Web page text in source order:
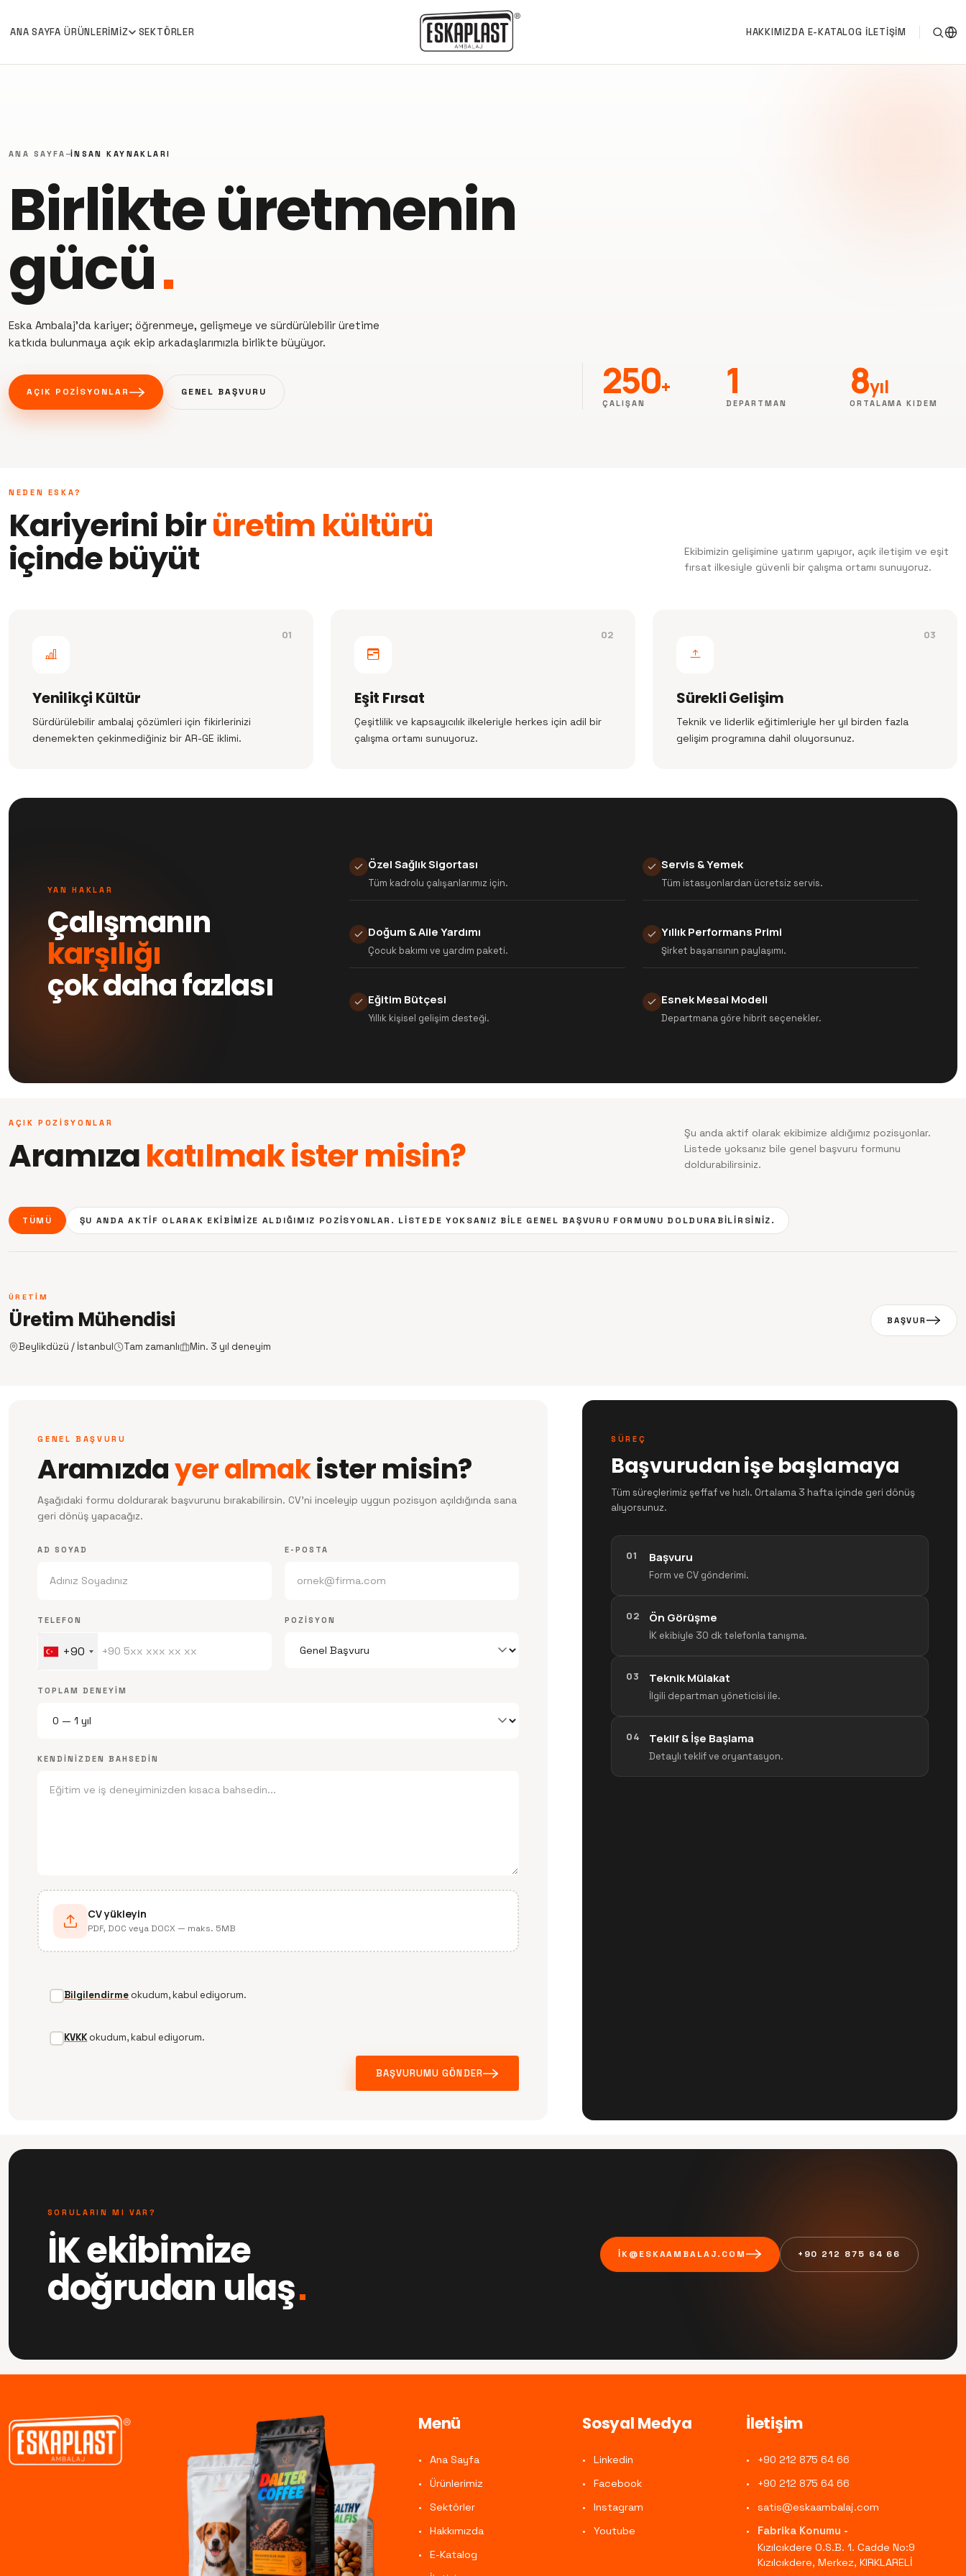
ANA SAYFA ÜRÜNLERIMIZ SEKTÖRLER HAKKIMIZDA E-KATALOG İLETIŞIM
ANA SAYFA İNSAN KAYNAKLARI
Birlikte üretmenin
gücü
Eska Ambalaj'da kariyer; öğrenmeye, gelişmeye ve sürdürülebilir üretime
katkıda bulunmaya açık ekip arkadaşlarımızla birlikte büyüyor.
AÇIK POZISYONLAR GENEL BAŞVURU 250+
ÇALIŞAN 1
DEPARTMAN 8yıl
ORTALAMA KIDEM
NEDEN ESKA?
Kariyerini birüretim kültürü
içinde büyüt
Ekibimizin gelişimine yatırım yapıyor, açık iletişim ve eşit
fırsat ilkesiyle güvenli bir çalışma ortamı sunuyoruz.
01
Yenilikçi Kültür
Sürdürülebilir ambalaj çözümleri için fikirlerinizi
denemekten çekinmediğiniz bir AR-GE iklimi.
02
Eşit Fırsat
Çeşitlilik ve kapsayıcılık ilkeleriyle herkes için adil bir
çalışma ortamı sunuyoruz.
03
Sürekli Gelişim
Teknik ve liderlik eğitimleriyle her yıl birden fazla
gelişim programına dahil oluyorsunuz.
YAN HAKLAR
Çalışmanın
karşılığı
çok daha fazlası
Özel Sağlık Sigortası
Tüm kadrolu çalışanlarımız için.
Servis & Yemek
Tüm istasyonlardan ücretsiz servis.
Doğum & Aile Yardımı
Çocuk bakımı ve yardım paketi.
Yıllık Performans Primi
Şirket başarısının paylaşımı.
Eğitim Bütçesi
Yıllık kişisel gelişim desteği.
Esnek Mesai Modeli
Departmana göre hibrit seçenekler.
AÇIK POZISYONLAR
Aramızakatılmak ister misin?
Şu anda aktif olarak ekibimize aldığımız pozisyonlar.
Listede yoksanız bile genel başvuru formunu
doldurabilirsiniz.
TÜMÜ ŞU ANDA AKTIF OLARAK EKIBIMIZE ALDIĞIMIZ POZISYONLAR. LISTEDE YOKSANIZ BILE GENEL BAŞVURU FORMUNU DOLDURABILIRSINIZ.
ÜRETIM
Üretim Mühendisi
Beylikdüzü / İstanbul Tam zamanlı Min. 3 yıl deneyim
BAŞVUR
GENEL BAŞVURU
Aramızdayer almakister misin?
Aşağıdaki formu doldurarak başvurunu bırakabilirsin. CV'ni inceleyip uygun pozisyon açıldığında sana
geri dönüş yapacağız.
AD SOYAD E-POSTA
TELEFON
+90
POZISYON
TOPLAM DENEYIM
KENDINIZDEN BAHSEDIN
CV yükleyin
PDF, DOC veya DOCX — maks. 5MB
Bilgilendirme okudum, kabul ediyorum.
KVKK okudum, kabul ediyorum.
BAŞVURUMU GÖNDER
SÜREÇ
Başvurudan işe başlamaya
Tüm süreçlerimiz şeffaf ve hızlı. Ortalama 3 hafta içinde geri dönüş
alıyorsunuz.
01 Başvuru
Form ve CV gönderimi.
02 Ön Görüşme
İK ekibiyle 30 dk telefonla tanışma.
03 Teknik Mülakat
İlgili departman yöneticisi ile.
04 Teklif & İşe Başlama
Detaylı teklif ve oryantasyon.
SORULARIN MI VAR?
İK ekibimize
doğrudan ulaş
IK@ESKAAMBALAJ.COM +90 212 875 64 66
Menü
Ana Sayfa
Ürünlerimiz
Sektörler
Hakkımızda
E-Katalog
Sosyal Medya
Linkedin
Facebook
Instagram
Youtube
İletişim
+90 212 875 64 66
+90 212 875 64 66
satis@eskaambalaj.com
Fabrika Konumu -
Kızılcıkdere O.S.B. 1. Cadde No:9
Kızılcıkdere, Merkez, KIRKLARELİ